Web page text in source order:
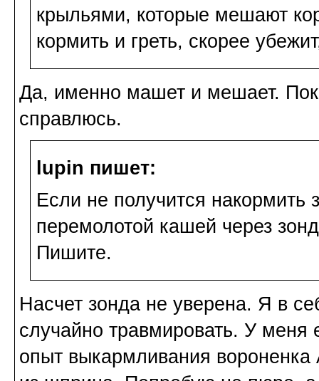
крыльями, которые мешают
кормить и греть, скорее
Да, именно машет и мешает.
справлюсь.
lupin пишет:
Если не получится
перемолотой кашей через
Пишите.
Насчет зонда не уверена. Я в
случайно травмировать. У меня
опыт выкармливания